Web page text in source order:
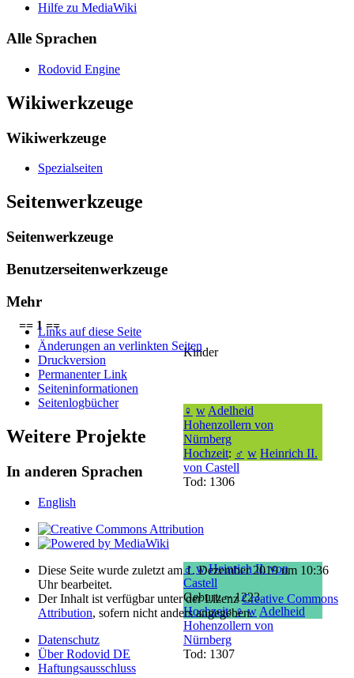
== 1 ==
Kinder
♀ w Adelheid
Hohenzollern von
Nürnberg
Hochzeit: ♂ w Heinrich II.
von Castell
Tod: 1306
♂ w Heinrich II. von
Castell
Geburt: ~ 1223
Hochzeit:♀ w Adelheid
Hohenzollern von
Nürnberg
Tod: 1307
Hilfe zu MediaWiki
Alle Sprachen
Rodovid Engine
Wikiwerkzeuge
Wikiwerkzeuge
Spezialseiten
Seitenwerkzeuge
Seitenwerkzeuge
Benutzerseitenwerkzeuge
Mehr
Links auf diese Seite
Änderungen an verlinkten Seiten
Druckversion
Permanenter Link
Seiten­­informationen
Seitenlogbücher
Weitere Projekte
In anderen Sprachen
English
Diese Seite wurde zuletzt am 1. Dezember 2019 um 10:36
Uhr bearbeitet.
Der Inhalt ist verfügbar unter der LizenzCreative Commons
Attribution, sofern nicht anders angegeben.
Datenschutz
Über Rodovid DE
Haftungsausschluss